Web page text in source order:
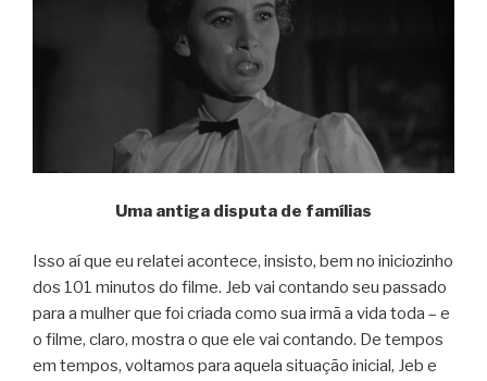
Uma antiga disputa de famílias
Isso aí que eu relatei acontece, insisto, bem no iniciozinho
dos 101 minutos do filme. Jeb vai contando seu passado
para a mulher que foi criada como sua irmã a vida toda – e
o filme, claro, mostra o que ele vai contando. De tempos
em tempos, voltamos para aquela situação inicial, Jeb e